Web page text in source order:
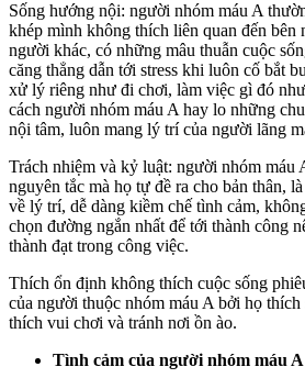
Sống hướng nội: người nhóm máu A
khép mình không thích liên quan đến bên
người khác, có những mâu thuẫn cuộc
căng thẳng dẫn tới stress khi luôn cố bắt
xử lý riêng như đi chơi, làm việc gì đó
cách người nhóm máu A hay lo những
nội tâm, luôn mang lý trí của người lãng
Trách nhiệm và kỷ luật: người nhóm máu
nguyên tắc mà họ tự đề ra cho bản thân,
về lý trí, dễ dàng kiềm chế tình cảm,
chọn đường ngắn nhất để tới thành công
thành đạt trong công việc.
Thích ổn định không thích cuộc sống
của người thuộc nhóm máu A bởi họ
thích vui chơi và tránh nơi ồn ào.
Tình cảm của người nhóm máu A